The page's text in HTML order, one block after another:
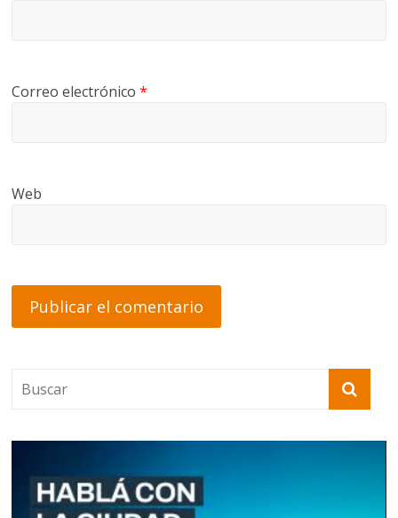
Correo electrónico*
Web